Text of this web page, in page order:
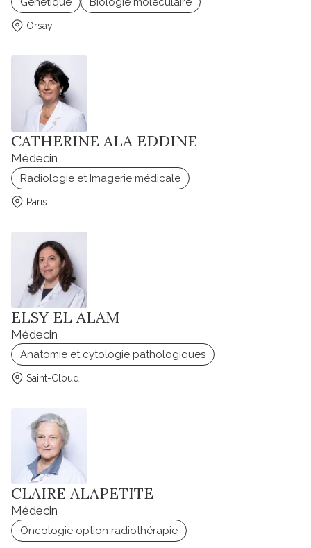
Orsay
CATHERINE ALA EDDINE
Médecin
Radiologie et Imagerie médicale
Paris
ELSY EL ALAM
Médecin
Anatomie et cytologie pathologiques
Saint-Cloud
CLAIRE ALAPETITE
Médecin
Oncologie option radiothérapie